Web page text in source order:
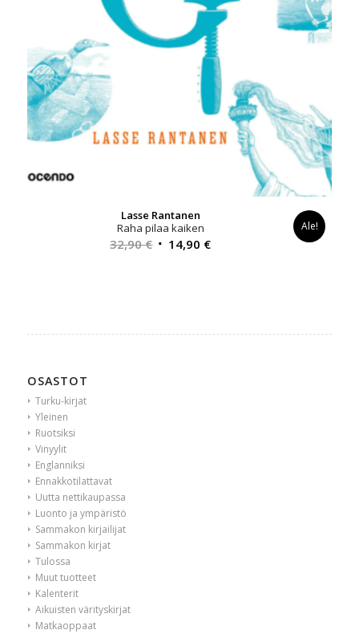
Lasse Rantanen
Raha pilaa kaiken
32,90€ Alkuperäinen
14,90 €Nykyinen
Ale!
OSASTOT
Turku-kirjat
Yleinen
Ruotsiksi
Vinyylit
Englanniksi
Ennakkotilattavat
Uutta nettikaupassa
Luonto ja ympäristö
Sammakon kirjailijat
Sammakon kirjat
Tulossa
Muut tuotteet
Kalenterit
Aikuisten värityskirjat
Matkaoppaat